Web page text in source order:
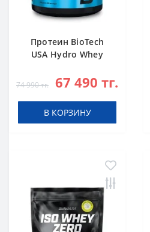
Протеин BioTech
USA Hydro Whey
g
74 990 тг. 67 490 тг.
В КОРЗИНУ